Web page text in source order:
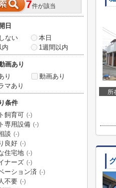
所
7件が該当
日
ない
本日
内
1週間以内
画あり
り
動画あり
マあり
条件
飼育可 (-)
専用設備 (-)
談 (-)
良好 (-)
住宅地 (-)
ナーズ (-)
ーション済 (-)
不要 (-)